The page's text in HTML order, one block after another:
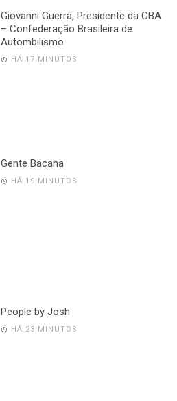
Giovanni Guerra, Presidente da CBA
– Confederação Brasileira de
Autombilismo
HÁ 17 MINUTOS
Gente Bacana
HÁ 19 MINUTOS
People by Josh
HÁ 23 MINUTOS